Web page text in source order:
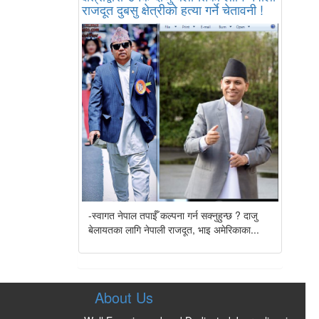
राजदूत दुबसु क्षेत्रीको हत्या गर्ने चेतावनी !
-स्वागत नेपाल तपाईँ कल्पना गर्न सक्नुहुन्छ ? दाजु
बेलायतका लागि नेपाली राजदूत, भाइ अमेरिकाका...
About Us